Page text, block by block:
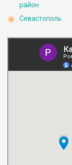
район
Севастополь